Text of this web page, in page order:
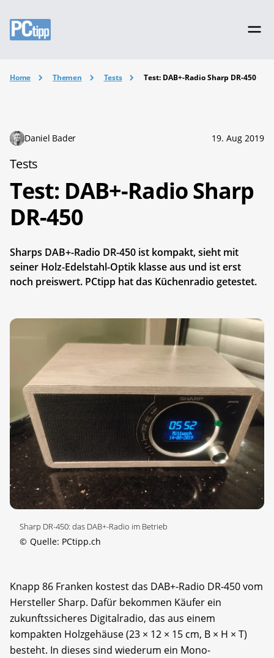
Home Themen Tests Test: DAB+-Radio Sharp DR-450
Daniel Bader 19. Aug 2019
Tests
Test: DAB+-Radio Sharp
DR-450
Sharps DAB+-Radio DR-450 ist kompakt, sieht mit
seiner Holz-Edelstahl-Optik klasse aus und ist erst
noch preiswert. PCtipp hat das Küchenradio getestet.
Sharp DR-450: das DAB+-Radio im Betrieb
© Quelle: PCtipp.ch
Knapp 86 Franken kostest das DAB+-Radio DR-450 vom
Hersteller Sharp. Dafür bekommen Käufer ein
zukunftssicheres Digitalradio, das aus einem
kompakten Holzgehäuse (23 × 12 × 15 cm, B × H × T)
besteht. In dieses sind wiederum ein Mono-